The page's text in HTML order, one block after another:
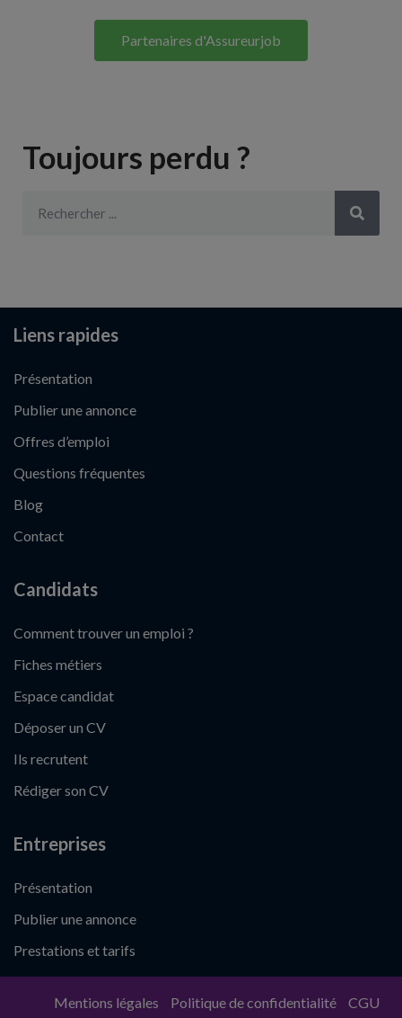
Partenaires d'Assureurjob
Toujours perdu ?
Liens rapides
Présentation
Publier une annonce
Offres d’emploi
Questions fréquentes
Blog
Contact
Candidats
Comment trouver un emploi ?
Fiches métiers
Espace candidat
Déposer un CV
Ils recrutent
Rédiger son CV
Entreprises
Présentation
Publier une annonce
Prestations et tarifs
Mentions légales Politique de confidentialité CGU